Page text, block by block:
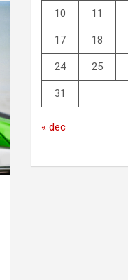
10 11
17 18
24 25
31
« dec